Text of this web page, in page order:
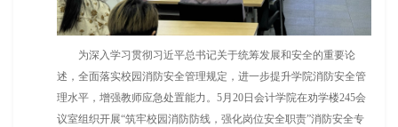
为深入学习贯彻习近平总书记关于统筹发展和安全的重要论
述，全面落实校园消防安全管理规定，进一步提升学院消防安全管
理水平，增强教师应急处置能力。5月20日会计学院在劝学楼245会
议室组织开展“筑牢校园消防防线，强化岗位安全职责”消防安全专